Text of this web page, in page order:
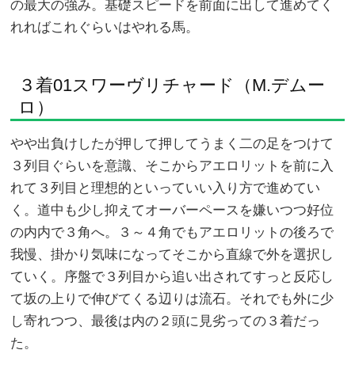
の最大の強み。基礎スピードを前面に出して進めてく
れればこれぐらいはやれる馬。
３着01スワーヴリチャード（M.デムー
ロ）
やや出負けしたが押して押してうまく二の足をつけて
３列目ぐらいを意識、そこからアエロリットを前に入
れて３列目と理想的といっていい入り方で進めてい
く。道中も少し抑えてオーバーペースを嫌いつつ好位
の内内で３角へ。３～４角でもアエロリットの後ろで
我慢、掛かり気味になってそこから直線で外を選択し
ていく。序盤で３列目から追い出されてすっと反応し
て坂の上りで伸びてくる辺りは流石。それでも外に少
し寄れつつ、最後は内の２頭に見劣っての３着だっ
た。